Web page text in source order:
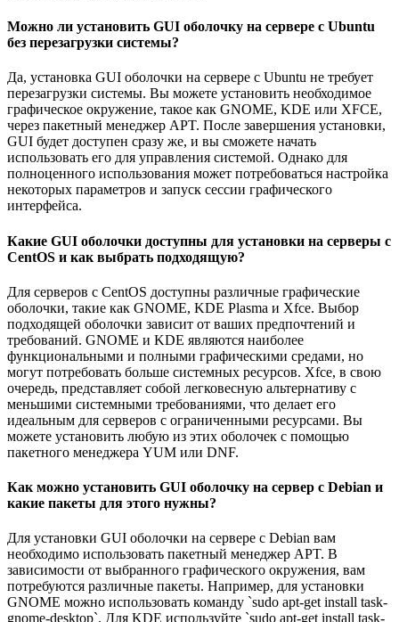
Можно ли установить GUI оболочку на сервере с Ubuntu
без перезагрузки системы?
Да, установка GUI оболочки на сервере с Ubuntu не требует
перезагрузки системы. Вы можете установить необходимое
графическое окружение, такое как GNOME, KDE или XFCE,
через пакетный менеджер APT. После завершения установки,
GUI будет доступен сразу же, и вы сможете начать
использовать его для управления системой. Однако для
полноценного использования может потребоваться настройка
некоторых параметров и запуск сессии графического
интерфейса.
Какие GUI оболочки доступны для установки на серверы с
CentOS и как выбрать подходящую?
Для серверов с CentOS доступны различные графические
оболочки, такие как GNOME, KDE Plasma и Xfce. Выбор
подходящей оболочки зависит от ваших предпочтений и
требований. GNOME и KDE являются наиболее
функциональными и полными графическими средами, но
могут потребовать больше системных ресурсов. Xfce, в свою
очередь, представляет собой легковесную альтернативу с
меньшими системными требованиями, что делает его
идеальным для серверов с ограниченными ресурсами. Вы
можете установить любую из этих оболочек с помощью
пакетного менеджера YUM или DNF.
Как можно установить GUI оболочку на сервер с Debian и
какие пакеты для этого нужны?
Для установки GUI оболочки на сервере с Debian вам
необходимо использовать пакетный менеджер APT. В
зависимости от выбранного графического окружения, вам
потребуются различные пакеты. Например, для установки
GNOME можно использовать команду `sudo apt-get install task-
gnome-desktop`. Для KDE используйте `sudo apt-get install task-